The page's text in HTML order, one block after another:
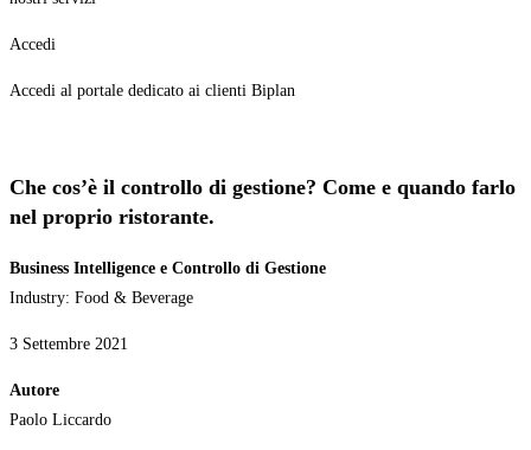
Accedi
Accedi al portale dedicato ai clienti Biplan
Che cos’è il controllo di gestione? Come e quando farlo
nel proprio ristorante.
Business Intelligence e Controllo di Gestione
Industry: Food & Beverage
3 Settembre 2021
Autore
Paolo Liccardo